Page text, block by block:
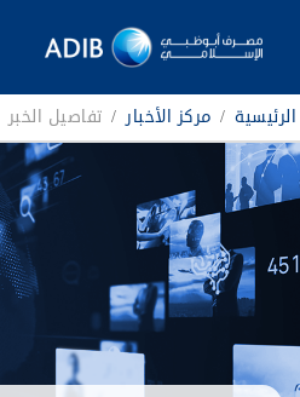
الرئيسية / مركز الأخبار / تفاصيل الخبر